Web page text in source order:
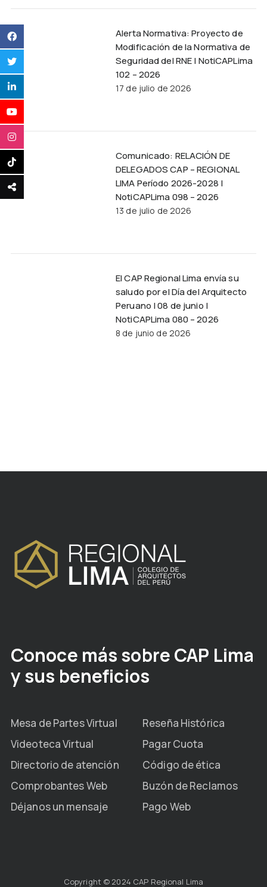
Alerta Normativa: Proyecto de
Modificación de la Normativa de
Seguridad del RNE | NotiCAPLima
102 – 2026
17 de julio de 2026
Comunicado: RELACIÓN DE
DELEGADOS CAP – REGIONAL
LIMA Período 2026-2028 |
NotiCAPLima 098 – 2026
13 de julio de 2026
El CAP Regional Lima envía su
saludo por el Día del Arquitecto
Peruano | 08 de junio |
NotiCAPLima 080 – 2026
8 de junio de 2026
Conoce más sobre CAP Lima
y sus beneficios
Mesa de Partes Virtual
Reseña Histórica
Videoteca Virtual
Pagar Cuota
Directorio de atención
Código de ética
Comprobantes Web
Buzón de Reclamos
Déjanos un mensaje
Pago Web
Copyright © 2024 CAP Regional Lima